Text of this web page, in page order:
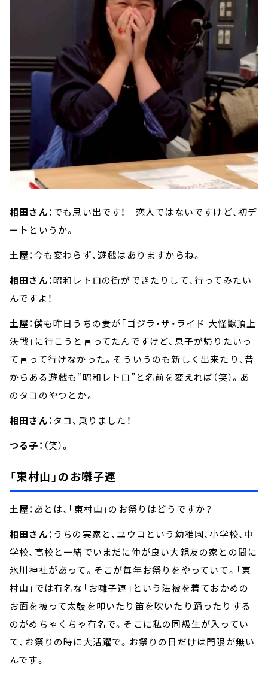
相田さん：でも思い出です！ 恋人ではないですけど、初デ
ートというか。
土屋：今も変わらず、遊戯はありますからね。
相田さん：昭和レトロの街ができたりして、行ってみたい
んですよ！
土屋：僕も昨日うちの妻が「ゴジラ・ザ・ライド 大怪獣頂上
決戦」に行こうと言ってたんですけど、息子が帰りたいっ
て言って行けなかった。そういうのも新しく出来たり、昔
からある遊戯も“昭和レトロ”と名前を変えれば（笑）。あ
のタコのやつとか。
相田さん：タコ、乗りました！
つる子： （笑）。
「東村山」のお囃子連
土屋： あとは、「東村山」のお祭りはどうですか？
相田さん： うちの実家と、ユウコという幼稚園、小学校、中
学校、高校と一緒でいまだに仲が良い大親友の家との間に
氷川神社があって。そこが毎年お祭りをやっていて。「東
村山」では有名な「お囃子連」という法被を着ておかめの
お面を被って太鼓を叩いたり笛を吹いたり踊ったりする
のがめちゃくちゃ有名で。そこに私の同級生が入ってい
て、お祭りの時に大活躍で。お祭りの日だけは門限が無い
んです。